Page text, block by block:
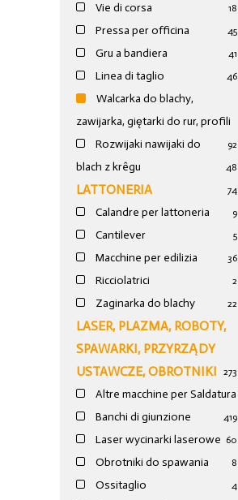
Vie di corsa 18
Pressa per officina 45
Gru a bandiera 41
Linea di taglio 46
Walcarka do blachy,
zawijarka, giętarki do rur, profili
92
Rozwijaki nawijaki do
blach z krêgu
48
LATTONERIA 74
Calandre per lattoneria 9
Cantilever 5
Macchine per edilizia 36
Ricciolatrici 2
Zaginarka do blachy 22
LASER, PLAZMA, ROBOTY,
SPAWARKI, PRZYRZĄDY
USTAWCZE, OBROTNIKI
273
Altre macchine per Saldatura
19
Banchi di giunzione 4
Laser wycinarki laserowe 60
Obrotniki do spawania 8
Ossitaglio 4